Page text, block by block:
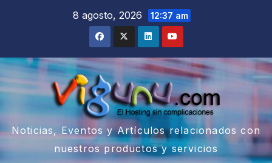
8 agosto, 2026 12:37 am
Noticias, Eventos y Artículos relacionados con
nuestros productos y servicios